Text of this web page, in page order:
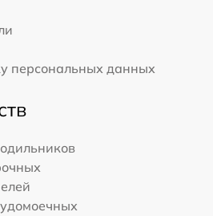
персональных данных